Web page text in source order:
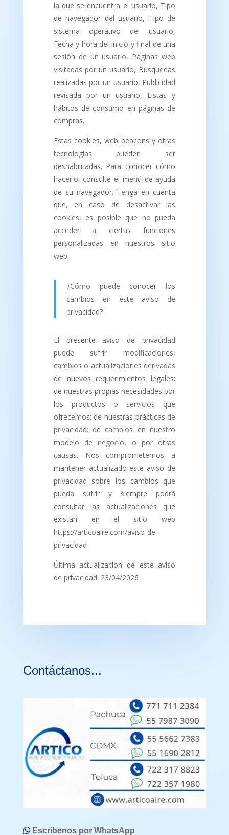
la que se encuentra el usuario, Tipo
de navegador del usuario, Tipo de
sistema operativo del usuario,
Fecha y hora del inicio y final de una
sesión de un usuario, Páginas web
visitadas por un usuario, Búsquedas
realizadas por un usuario, Publicidad
revisada por un usuario, Listas y
hábitos de consumo en páginas de
compras.
Estas cookies, web beacons y otras
tecnologías pueden ser
deshabilitadas. Para conocer cómo
hacerlo, consulte el menú de ayuda
de su navegador. Tenga en cuenta
que, en caso de desactivar las
cookies, es posible que no pueda
acceder a ciertas funciones
personalizadas en nuestros sitio
web.
¿Cómo puede conocer los
cambios en este aviso de
privacidad?
El presente aviso de privacidad
puede sufrir modificaciones,
cambios o actualizaciones derivadas
de nuevos requerimientos legales;
de nuestras propias necesidades por
los productos o servicios que
ofrecemos; de nuestras prácticas de
privacidad; de cambios en nuestro
modelo de negocio, o por otras
causas. Nos comprometemos a
mantener actualizado este aviso de
privacidad sobre los cambios que
pueda sufrir y siempre podrá
consultar las actualizaciones que
existan en el sitio web
https://articoaire.com/aviso-de-
privacidad
Última actualización de este aviso
de privacidad: 23/04/2026
Contáctanos...
Escríbenos por WhatsApp